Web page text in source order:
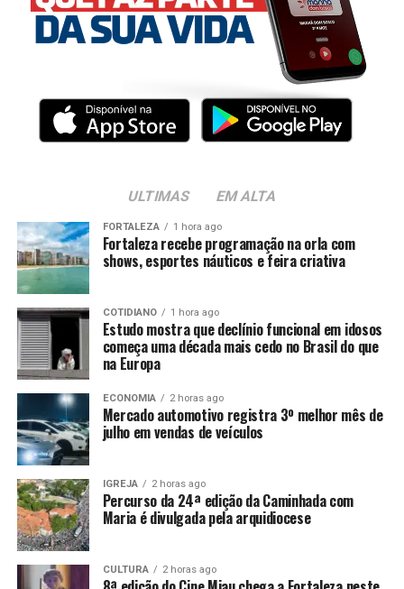
ULTIMAS EM ALTA
FORTALEZA 1 hora ago
Fortaleza recebe programação na orla com
shows, esportes náuticos e feira criativa
COTIDIANO 1 hora ago
Estudo mostra que declínio funcional em idosos
começa uma década mais cedo no Brasil do que
na Europa
ECONOMIA 2 horas ago
Mercado automotivo registra 3º melhor mês de
julho em vendas de veículos
IGREJA 2 horas ago
Percurso da 24ª edição da Caminhada com
Maria é divulgada pela arquidiocese
CULTURA 2 horas ago